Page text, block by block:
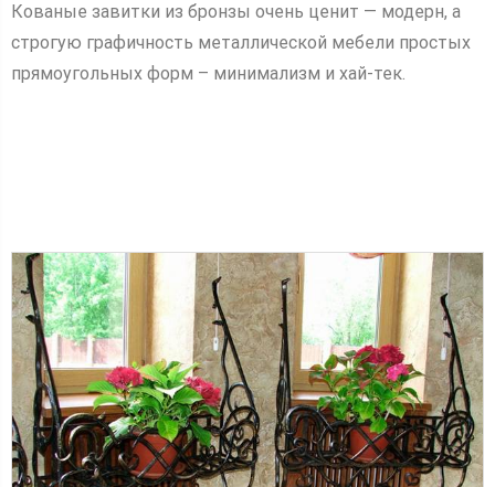
Кованые завитки из бронзы очень ценит — модерн, а
строгую графичность металлической мебели простых
прямоугольных форм – минимализм и хай-тек.